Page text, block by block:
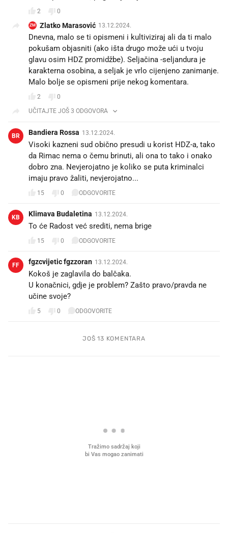
2 0
ZM Zlatko Marasović 13.12.2024.
Dnevna, malo se ti opismeni i kultiviziraj ali da ti malo
pokušam objasniti (ako išta drugo može ući u tvoju
glavu osim HDZ promidžbe). Seljačina -seljandura je
karakterna osobina, a seljak je vrlo cijenjeno zanimanje.
Malo bolje se opismeni prije nekog komentara.
2
0
UČITAJTE JOŠ 3 ODGOVORA
BR Bandiera Rossa 13.12.2024.
Visoki kazneni sud obično presudi u korist HDZ-a, tako
da Rimac nema o čemu brinuti, ali ona to tako i onako
dobro zna. Nevjerojatno je koliko se puta kriminalci
imaju pravo žaliti, nevjerojatno...
15 0 ODGOVORITE
KB Klimava Budaletina 13.12.2024.
To će Radost već srediti, nema brige
15 0 ODGOVORITE
FF fgzcvijetic fgzzoran 13.12.2024.
Kokoš je zaglavila do balčaka.
U konačnici, gdje je problem? Zašto pravo/pravda ne
učine svoje?
5 0 ODGOVORITE
JOŠ 13 KOMENTARA